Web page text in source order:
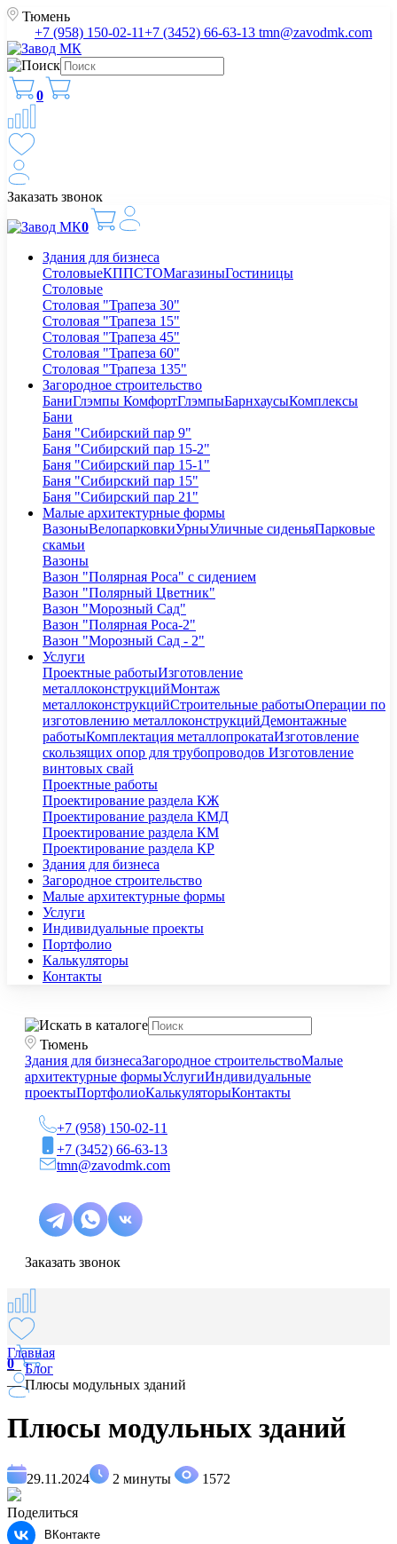
Тюмень
+7 (958) 150-02-11+7 (3452) 66-63-13 tmn@zavodmk.com
0
Заказать звонок
0
Здания для бизнеса
СтоловыеКППСТОМагазиныГостиницы
Столовые
Столовая "Трапеза 30"
Столовая "Трапеза 15"
Столовая "Трапеза 45"
Столовая "Трапеза 60"
Столовая "Трапеза 135"
Загородное строительство
БаниГлэмпы КомфортГлэмпыБарнхаусыКомплексы
Бани
Баня "Сибирский пар 9"
Баня "Сибирский пар 15-2"
Баня "Сибирский пар 15-1"
Баня "Сибирский пар 15"
Баня "Сибирский пар 21"
Малые архитектурные формы
ВазоныВелопарковкиУрныУличные сиденьяПарковые
скамьи
Вазоны
Вазон "Полярная Роса" с сидением
Вазон "Полярный Цветник"
Вазон "Морозный Сад"
Вазон "Полярная Роса-2"
Вазон "Морозный Сад - 2"
Услуги
Проектные работыИзготовление
металлоконструкцийМонтаж
металлоконструкцийСтроительные работыОперации по
изготовлению металлоконструкцийДемонтажные
работыКомплектация металлопрокатаИзготовление
скользящих опор для трубопроводов Изготовление
винтовых свай
Проектные работы
Проектирование раздела КЖ
Проектирование раздела КМД
Проектирование раздела КМ
Проектирование раздела КР
Здания для бизнеса
Загородное строительство
Малые архитектурные формы
Услуги
Индивидуальные проекты
Портфолио
Калькуляторы
Контакты
Тюмень
Здания для бизнесаЗагородное строительствоМалые
архитектурные формыУслугиИндивидуальные
проектыПортфолиоКалькуляторыКонтакты
+7 (958) 150-02-11
+7 (3452) 66-63-13
tmn@zavodmk.com
Заказать звонок
0
Главная
—Блог
—Плюсы модульных зданий
Плюсы модульных зданий
29.11.2024 2 минуты 1572
Поделиться
ВКонтакте